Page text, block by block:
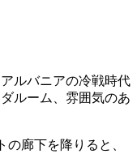
ルバニアの冷戦時代
ルーム、雰囲気のあ
廊下を降りると、